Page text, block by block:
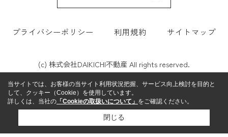
プライバシーポリシー 利用規約 サイトマップ
(c) 株式会社DAIKICHI不動産 All rights reserved.
当サイトでは、お客様の当サイト利用状況把握、サービス向上検討を目的と
して、クッキー（Cookie）を使用しています。
詳しくは、当社の 「Cookieの取扱いについて」 をご確認ください。
閉じる